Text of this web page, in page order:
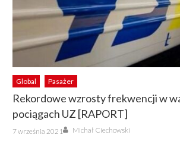
Global Pasażer
Rekordowe wzrosty frekwencji w
pociągach UZ [RAPORT]
Posted
on
7 września 2021 Author
Michał Ciechowski